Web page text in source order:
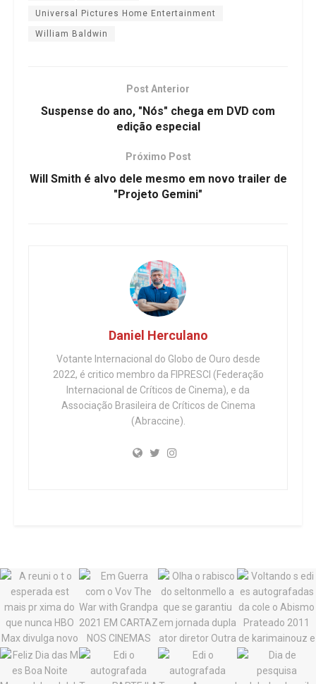
Universal Pictures Home Entertainment
William Baldwin
Post Anterior
Suspense do ano, "Nós" chega em DVD com
edição especial
Próximo Post
Will Smith é alvo dele mesmo em novo trailer de
"Projeto Gemini"
Daniel Herculano
Votante Internacional do Globo de Ouro desde
2022, é critico membro da FIPRESCI (Federação
Internacional de Críticos de Cinema), e da
Associação Brasileira de Críticos de Cinema
(Abraccine).